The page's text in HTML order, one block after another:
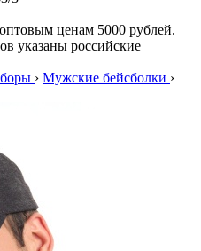
ценам 5000 рублей.
указаны российские
› Мужские бейсболки ›